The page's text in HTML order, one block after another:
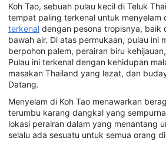
Koh Tao, sebuah pulau kecil di Teluk
tempat paling terkenal untuk menyelam
terkenal dengan pesona tropisnya, baik
bawah air. Di atas permukaan, pulau ini
berpohon palem, perairan biru
Pulau ini terkenal dengan kehidupan
masakan Thailand yang lezat, dan
Datang.
Menyelam di Koh Tao menawarkan
terumbu karang dangkal yang
lokasi perairan dalam yang menantang
selalu ada sesuatu untuk semua orang